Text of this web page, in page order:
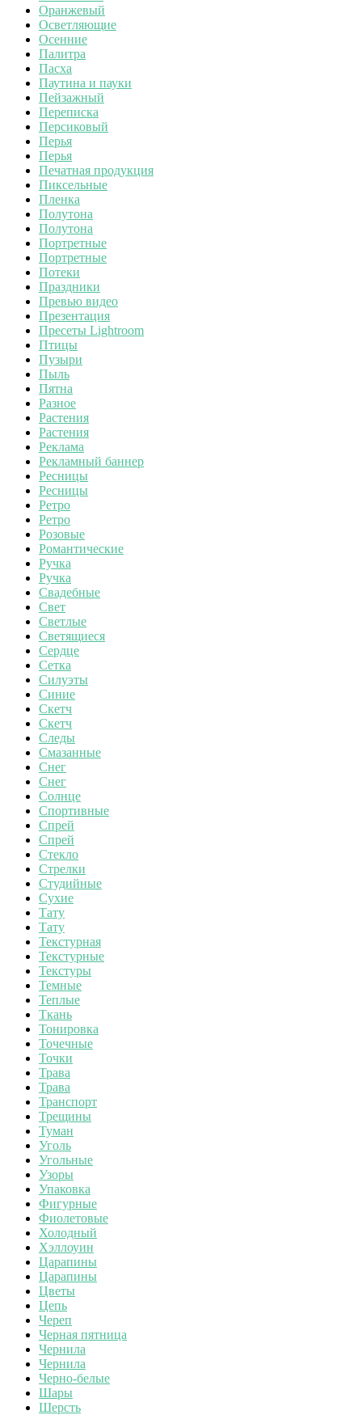
Оранжевый
Осветляющие
Осенние
Палитра
Пасха
Паутина и пауки
Пейзажный
Переписка
Персиковый
Перья
Перья
Печатная продукция
Пиксельные
Пленка
Полутона
Полутона
Портретные
Портретные
Потеки
Праздники
Превью видео
Презентация
Пресеты Lightroom
Птицы
Пузыри
Пыль
Пятна
Разное
Растения
Растения
Реклама
Рекламный баннер
Ресницы
Ресницы
Ретро
Ретро
Розовые
Романтические
Ручка
Ручка
Свадебные
Свет
Светлые
Светящиеся
Сердце
Сетка
Силуэты
Синие
Скетч
Скетч
Следы
Смазанные
Снег
Снег
Солнце
Спортивные
Спрей
Спрей
Стекло
Стрелки
Студийные
Сухие
Тату
Тату
Текстурная
Текстурные
Текстуры
Темные
Теплые
Ткань
Тонировка
Точечные
Точки
Трава
Трава
Транспорт
Трещины
Туман
Уголь
Угольные
Узоры
Упаковка
Фигурные
Фиолетовые
Холодный
Хэллоуин
Царапины
Царапины
Цветы
Цепь
Череп
Черная пятница
Чернила
Чернила
Черно-белые
Шары
Шерсть